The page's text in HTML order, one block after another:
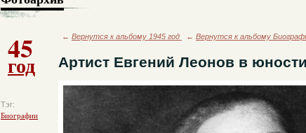
45
год
Тэг:
Биографии
← Вернутся к альбому 1945 год ← Вернутся к альбому
Артист Евгений Леонов в